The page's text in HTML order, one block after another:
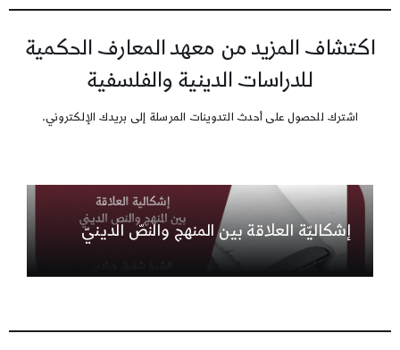
اكتشاف المزيد من معهد المعارف الحكمية
للدراسات الدينية والفلسفية
اشترك للحصول على أحدث التدوينات المرسلة إلى بريدك الإلكتروني.
إشكاليّة العلاقة بين المنهج والنصّ الدينيّ